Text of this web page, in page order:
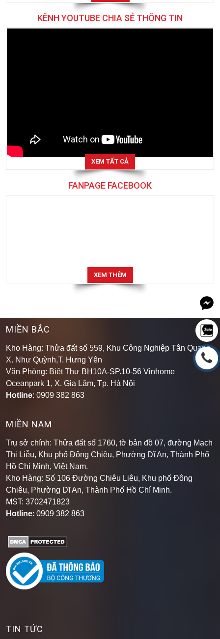
KÊNH YOUTUBE CHIA SẺ THÔNG TIN
XEM TẤT CẢ
FANPAGE FACEBOOK
XEM THÊM
MIỀN BẮC
Kho Hàng: Thửa đất số 559, Khu Công Nghiệp Tân Quang,
X. Như Quỳnh,T. Hưng Yên
Văn Phòng: Biệt Thự BH10A-SP.10-56 Vinhome
Oceanpark 1, X. Gia Lâm, Tp. Hà Nội
Hotline: 0909 382 863
MIỀN NAM
Trụ sở chính: Thửa đất số 1760, tờ bản đồ 07, đường Mạch
Thị Liễu, Khu phố Đông Chiêu, Phường Dĩ An, Thành Phố
Hồ Chí Minh, Việt Nam.
Kho Hàng: Số 106 Đường Chiêu Liêu, Khu phố Đông
Chiêu, Phường Dĩ An, Thành Phố Hồ Chí Minh.
MST: 3702471823
Hotline: 0909 382 863
TIN TỨC